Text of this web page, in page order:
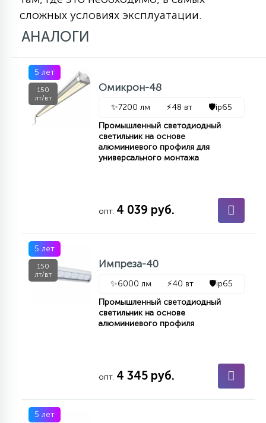
сложных условиях эксплуатации.
АНАЛОГИ
5 лет
150
лт/вт
Омикрон-48
✨7200 лм ⚡48 вт 🛡️ip65
Промышленный светодиодный
светильник на основе
алюминиевого профиля для
универсального монтажа
опт. 4 039 руб.
5 лет
150
лт/вт
Импреза-40
✨6000 лм ⚡40 вт 🛡️ip65
Промышленный светодиодный
светильник на основе
алюминиевого профиля
опт. 4 345 руб.
5 лет